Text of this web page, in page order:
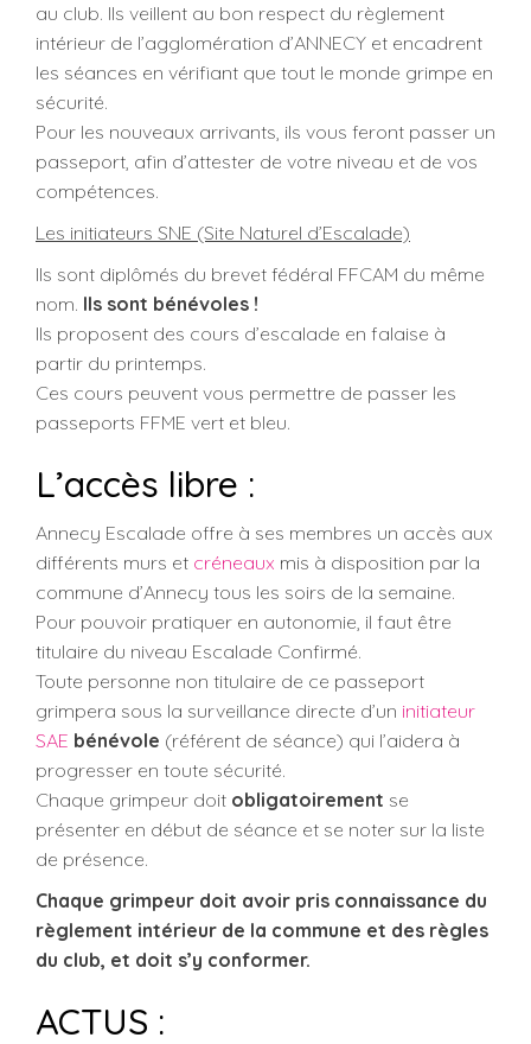
au club. Ils veillent au bon respect du règlement
intérieur de l’agglomération d’ANNECY et encadrent
les séances en vérifiant que tout le monde grimpe en
sécurité.
Pour les nouveaux arrivants, ils vous feront passer un
passeport, afin d’attester de votre niveau et de vos
compétences.
Les initiateurs SNE (Site Naturel d’Escalade)
Ils sont diplômés du brevet fédéral FFCAM du même
nom. Ils sont bénévoles !
Ils proposent des cours d’escalade en falaise à
partir du printemps.
Ces cours peuvent vous permettre de passer les
passeports FFME vert et bleu.
L’accès libre :
Annecy Escalade offre à ses membres un accès aux
différents murs et créneaux mis à disposition par la
commune d’Annecy tous les soirs de la semaine.
Pour pouvoir pratiquer en autonomie, il faut être
titulaire du niveau Escalade Confirmé.
Toute personne non titulaire de ce passeport
grimpera sous la surveillance directe d’un initiateur
SAE bénévole (référent de séance) qui l’aidera à
progresser en toute sécurité.
Chaque grimpeur doit obligatoirement se
présenter en début de séance et se noter sur la liste
de présence.
Chaque grimpeur doit avoir pris connaissance du
règlement intérieur de la commune et des règles
du club, et doit s’y conformer.
ACTUS :